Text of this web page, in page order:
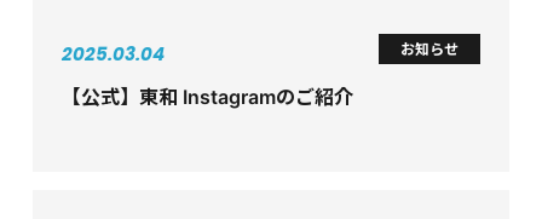
2025.03.04 お知らせ
【公式】東和 Instagramのご紹介